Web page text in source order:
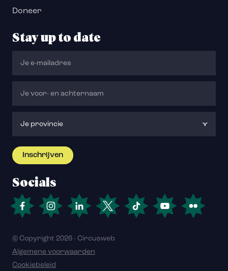
Doneer
Stay up to date
Socials
© Copyright 2026 - Circusweb
Algemene voorwaarden
Cookiebeleid